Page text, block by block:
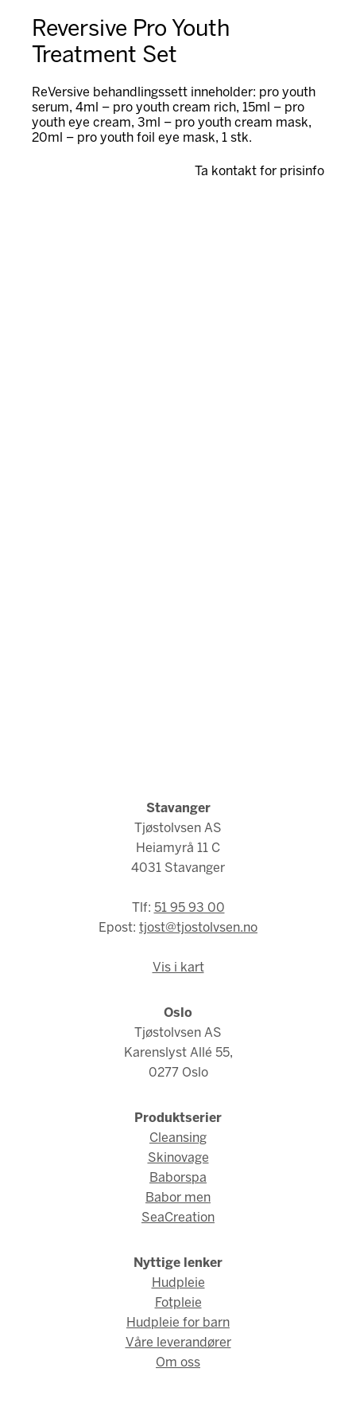
Reversive Pro Youth
Treatment Set
ReVersive behandlingssett inneholder: pro youth
serum, 4ml – pro youth cream rich, 15ml – pro
youth eye cream, 3ml – pro youth cream mask,
20ml – pro youth foil eye mask, 1 stk.
Ta kontakt for prisinfo
Stavanger
Tjøstolvsen AS
Heiamyrå 11 C
4031 Stavanger
Tlf: 51 95 93 00
Epost: tjost@tjostolvsen.no
Vis i kart
Oslo
Tjøstolvsen AS
Karenslyst Allé 55,
0277 Oslo
Produktserier
Cleansing
Skinovage
Baborspa
Babor men
SeaCreation
Nyttige lenker
Hudpleie
Fotpleie
Hudpleie for barn
Våre leverandører
Om oss